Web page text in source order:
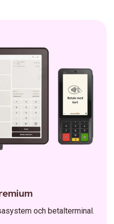
och betalterminal.